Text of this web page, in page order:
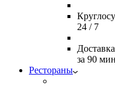
24 / 7
Доставка
за 90
Рестораны